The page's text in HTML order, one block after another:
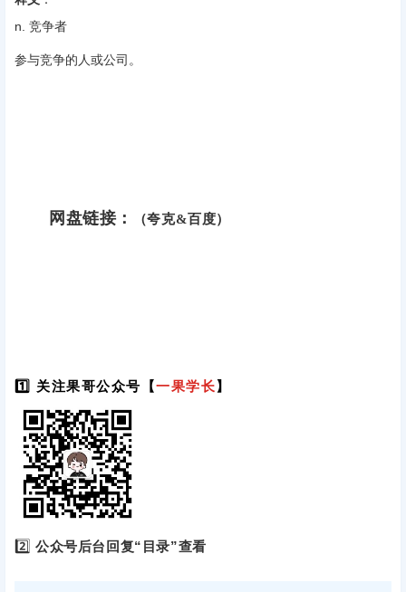
n. 竞争者
参与竞争的人或公司。
网盘链接： （夸克&百度）
1️⃣ 关注果哥公众号【一果学长】
2️⃣公众号后台回复“目录”查看